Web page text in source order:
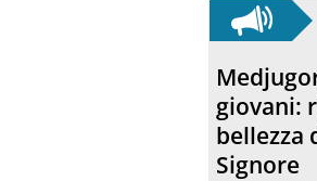
giovani:
bellezza
Signore